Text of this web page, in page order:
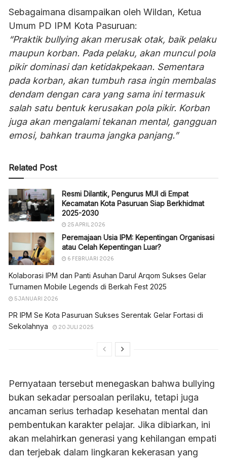
Sebagaimana disampaikan oleh Wildan, Ketua
Umum PD IPM Kota Pasuruan:
“Praktik bullying akan merusak otak, baik pelaku
maupun korban. Pada pelaku, akan muncul pola
pikir dominasi dan ketidakpekaan. Sementara
pada korban, akan tumbuh rasa ingin membalas
dendam dengan cara yang sama ini termasuk
salah satu bentuk kerusakan pola pikir. Korban
juga akan mengalami tekanan mental, gangguan
emosi, bahkan trauma jangka panjang.”
Related Post
Resmi Dilantik, Pengurus MUI di Empat
Kecamatan Kota Pasuruan Siap Berkhidmat
2025-2030
25 APRIL 2026
Peremajaan Usia IPM: Kepentingan Organisasi
atau Celah Kepentingan Luar?
6 FEBRUARI 2026
Kolaborasi IPM dan Panti Asuhan Darul Arqom Sukses Gelar
Turnamen Mobile Legends di Berkah Fest 2025
5 JANUARI 2026
PR IPM Se Kota Pasuruan Sukses Serentak Gelar Fortasi di
Sekolahnya
20 JULI 2025
Pernyataan tersebut menegaskan bahwa bullying
bukan sekadar persoalan perilaku, tetapi juga
ancaman serius terhadap kesehatan mental dan
pembentukan karakter pelajar. Jika dibiarkan, ini
akan melahirkan generasi yang kehilangan empati
dan terjebak dalam lingkaran kekerasan yang